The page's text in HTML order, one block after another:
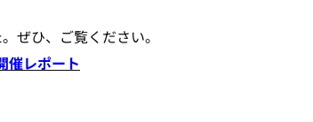
ぜひ、ご覧ください。
催レポート